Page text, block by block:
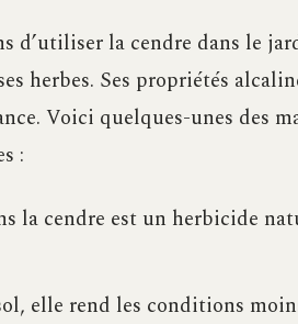
d’utiliser la cendre dans le
herbes. Ses propriétés
Voici quelques-unes des
:
la cendre est un herbicide
elle rend les conditions